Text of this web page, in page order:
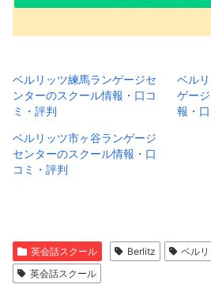
ベルリッツ練馬ランゲージセ
ンターのスクール情報・口コ
ミ・評判
ベル
ゲー
報・
ベルリッツ市ヶ谷ランゲージ
センターのスクール情報・口
コミ・評判
英会話スクール Berlitz ベル
英会話スクール